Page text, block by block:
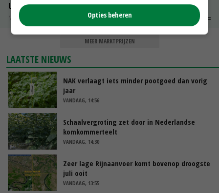
Uien Middenmeer Geel 30-60% grof
Noteringen
MEER MARKTPRIJZEN
LAATSTE NIEUWS
NAK verlaagt iets minder pootgoed dan vorig
jaar
VANDAAG, 14:56
Schaalvergroting zet door in Nederlandse
komkommerteelt
VANDAAG, 14:30
Zeer lage Rijnaanvoer komt bovenop droogste
juli ooit
VANDAAG, 13:55
Opties beheren